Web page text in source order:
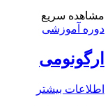
مشاهده سریع
دوره آموزشی
ارگونومی
اطلاعات بیشتر